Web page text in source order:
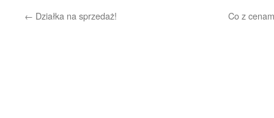
← Działka na sprzedaż! Co z